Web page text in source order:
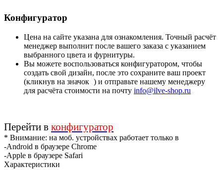
Конфигуратор
Цена на сайте указана для ознакомления. Точный расчёт
менеджер выполнит после вашего заказа с указанием
выбранного цвета и фурнитуры.
Вы можете воспользоваться конфигуратором, чтобы
создать свой дизайн, после это сохраните ваш проект
(кликнув на значок ) и отправьте нашему менеджеру
для расчёта стоимости на почту info@ilve-shop.ru
Перейти в конфигуратор
* Внимание: на моб. устройствах работает только в
-Android в браузере Chrome
-Apple в браузере Safari
Характеристики